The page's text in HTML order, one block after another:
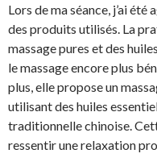
Lors de ma séance, j’ai
des produits utilisés. La
massage pures et des
le massage encore plus
plus, elle propose un
utilisant des huiles
traditionnelle chinoise.
ressentir une relaxation